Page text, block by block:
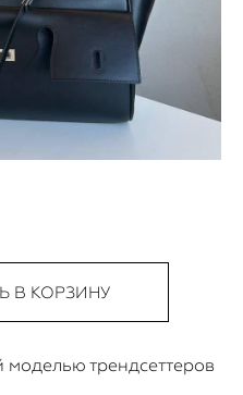
В КОРЗИНУ
трендсеттеров